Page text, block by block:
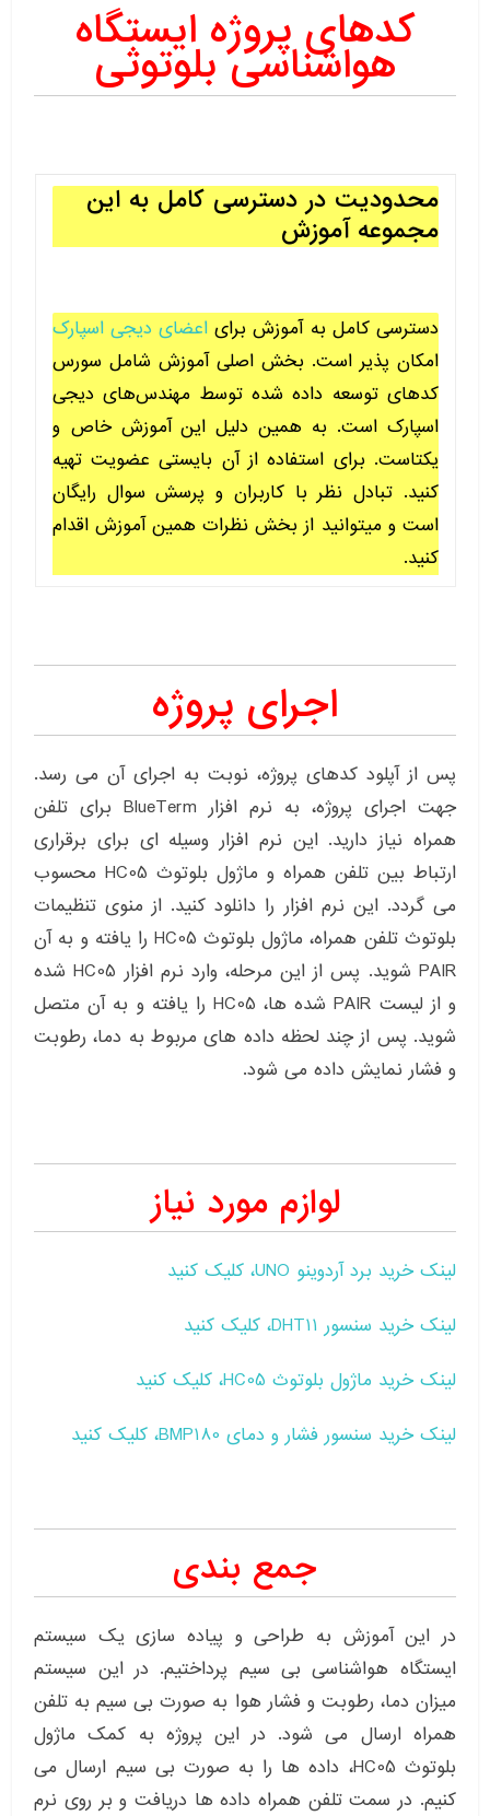
کدهای پروژه ایستگاه
هواشناسی بلوتوثی
محدودیت در دسترسی کامل به این
مجموعه آموزش
دسترسی کامل به آموزش برای اعضای دیجی اسپارک
امکان پذیر است. بخش اصلی آموزش شامل سورس
کدهای توسعه داده شده توسط مهندس‌های دیجی
اسپارک است. به همین دلیل این آموزش خاص و
یکتاست. برای استفاده از آن بایستی عضویت تهیه
کنید. تبادل نظر با کاربران و پرسش سوال رایگان
است و میتوانید از بخش نظرات همین آموزش اقدام
کنید.
اجرای پروژه
پس از آپلود کدهای پروژه، نوبت به اجرای آن می رسد.
جهت اجرای پروژه، به نرم افزار BlueTerm برای تلفن
همراه نیاز دارید. این نرم افزار وسیله ای برای برقراری
ارتباط بین تلفن همراه و ماژول بلوتوث HC05 محسوب
می گردد. این نرم افزار را دانلود کنید. از منوی تنظیمات
بلوتوث تلفن همراه، ماژول بلوتوث HC05 را یافته و به آن
PAIR شوید. پس از این مرحله، وارد نرم افزار HC05 شده
و از لیست PAIR شده ها، HC05 را یافته و به آن متصل
شوید. پس از چند لحظه داده های مربوط به دما، رطوبت
و فشار نمایش داده می شود.
لوازم مورد نیاز
لینک خرید برد آردوینو UNO، کلیک کنید
لینک خرید سنسور DHT11، کلیک کنید
لینک خرید ماژول بلوتوث HC05، کلیک کنید
لینک خرید سنسور فشار و دمای BMP180، کلیک کنید
جمع بندی
در این آموزش به طراحی و پیاده سازی یک سیستم
ایستگاه هواشناسی بی سیم پرداختیم. در این سیستم
میزان دما، رطوبت و فشار هوا به صورت بی سیم به تلفن
همراه ارسال می شود. در این پروژه به کمک ماژول
بلوتوث HC05، داده ها را به صورت بی سیم ارسال می
کنیم. در سمت تلفن همراه داده ها دریافت و بر روی نرم